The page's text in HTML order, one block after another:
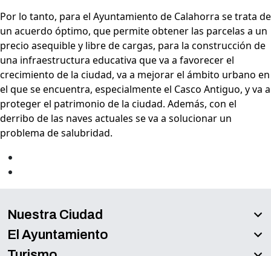
Por lo tanto, para el Ayuntamiento de Calahorra se trata de
un acuerdo óptimo, que permite obtener las parcelas a un
precio asequible y libre de cargas, para la construcción de
una infraestructura educativa que va a favorecer el
crecimiento de la ciudad, va a mejorar el ámbito urbano en
el que se encuentra, especialmente el Casco Antiguo, y va a
proteger el patrimonio de la ciudad. Además, con el
derribo de las naves actuales se va a solucionar un
problema de salubridad.
Nuestra Ciudad
El Ayuntamiento